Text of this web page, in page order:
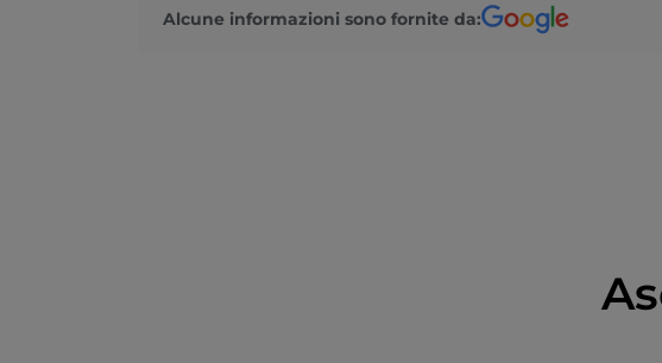
della Campania, a partire proprio da Castelnuovo. Che
Alcune informazioni sono fornite da: